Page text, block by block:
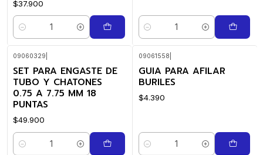
$37.900
Quantidade Quantidade
09060329
SET PARA ENGASTE DE
TUBO Y CHATONES
0.75 A 7.75 MM 18
PUNTAS
$49.900
Quantidade
09061558
GUIA PARA AFILAR
BURILES
$4.390
Quantidade